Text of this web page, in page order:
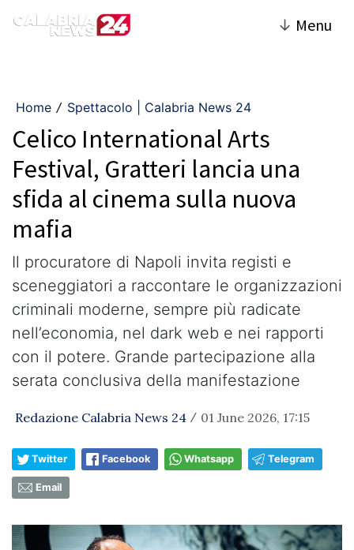
↓ Menu
Home / Spettacolo | Calabria News 24
Celico International Arts
Festival, Gratteri lancia una
sfida al cinema sulla nuova
mafia
Il procuratore di Napoli invita registi e
sceneggiatori a raccontare le organizzazioni
criminali moderne, sempre più radicate
nell’economia, nel dark web e nei rapporti
con il potere. Grande partecipazione alla
serata conclusiva della manifestazione
Redazione Calabria News 24 / 01 June 2026, 17:15
Twitter Facebook Whatsapp Telegram
Email